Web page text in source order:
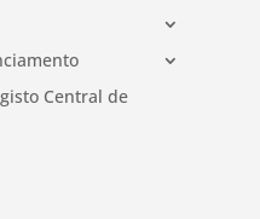
Central de